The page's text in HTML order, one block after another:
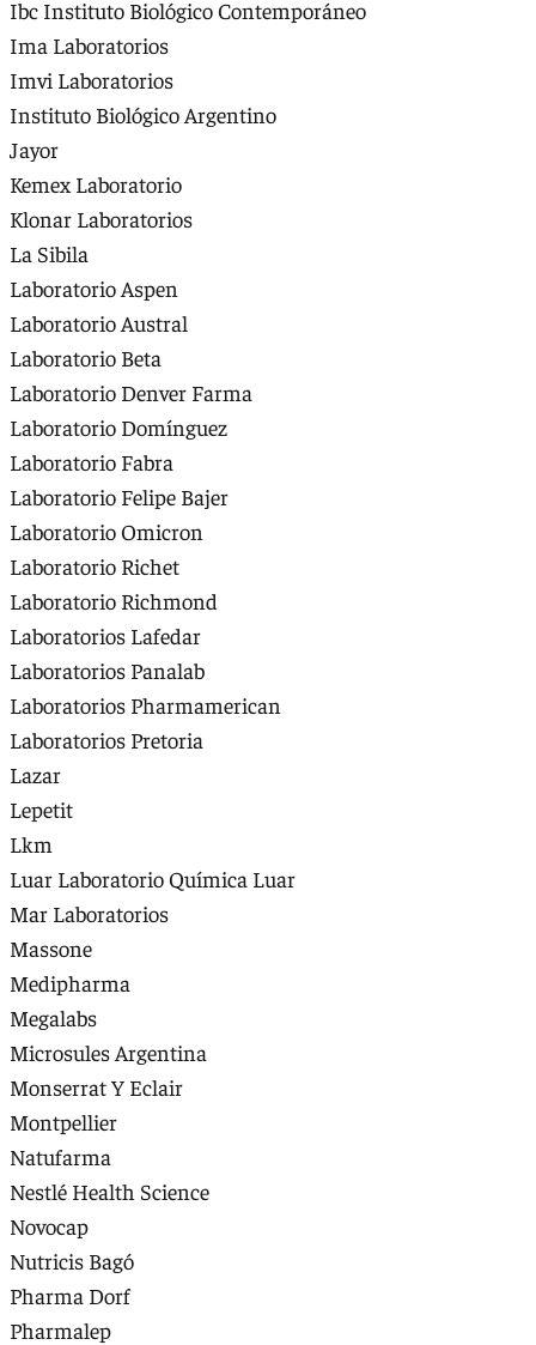
Ibc Instituto Biológico Contemporáneo
Ima Laboratorios
Imvi Laboratorios
Instituto Biológico Argentino
Jayor
Kemex Laboratorio
Klonar Laboratorios
La Sibila
Laboratorio Aspen
Laboratorio Austral
Laboratorio Beta
Laboratorio Denver Farma
Laboratorio Domínguez
Laboratorio Fabra
Laboratorio Felipe Bajer
Laboratorio Omicron
Laboratorio Richet
Laboratorio Richmond
Laboratorios Lafedar
Laboratorios Panalab
Laboratorios Pharmamerican
Laboratorios Pretoria
Lazar
Lepetit
Lkm
Luar Laboratorio Química Luar
Mar Laboratorios
Massone
Medipharma
Megalabs
Microsules Argentina
Monserrat Y Eclair
Montpellier
Natufarma
Nestlé Health Science
Novocap
Nutricis Bagó
Pharma Dorf
Pharmalep